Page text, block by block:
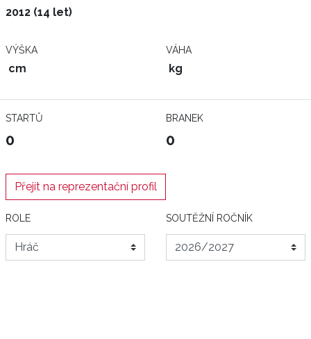
2012 (14 let)
VÝŠKA
cm
VÁHA
kg
STARTŮ
0
BRANEK
0
Přejít na reprezentační profil
ROLE SOUTĚŽNÍ ROČNÍK